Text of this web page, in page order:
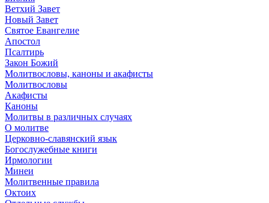
Ветхий Завет
Новый Завет
Святое Евангелие
Апостол
Псалтирь
Закон Божий
Молитвословы, каноны и акафисты
Молитвословы
Акафисты
Каноны
Молитвы в различных случаях
О молитве
Церковно-славянский язык
Богослужебные книги
Ирмологии
Минеи
Молитвенные правила
Октоих